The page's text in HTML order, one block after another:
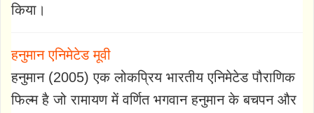
किया।
हनुमान एनिमेटेड मूवी
हनुमान (2005) एक लोकप्रिय भारतीय एनिमेटेड पौराणिक
फिल्म है जो रामायण में वर्णित भगवान हनुमान के बचपन और